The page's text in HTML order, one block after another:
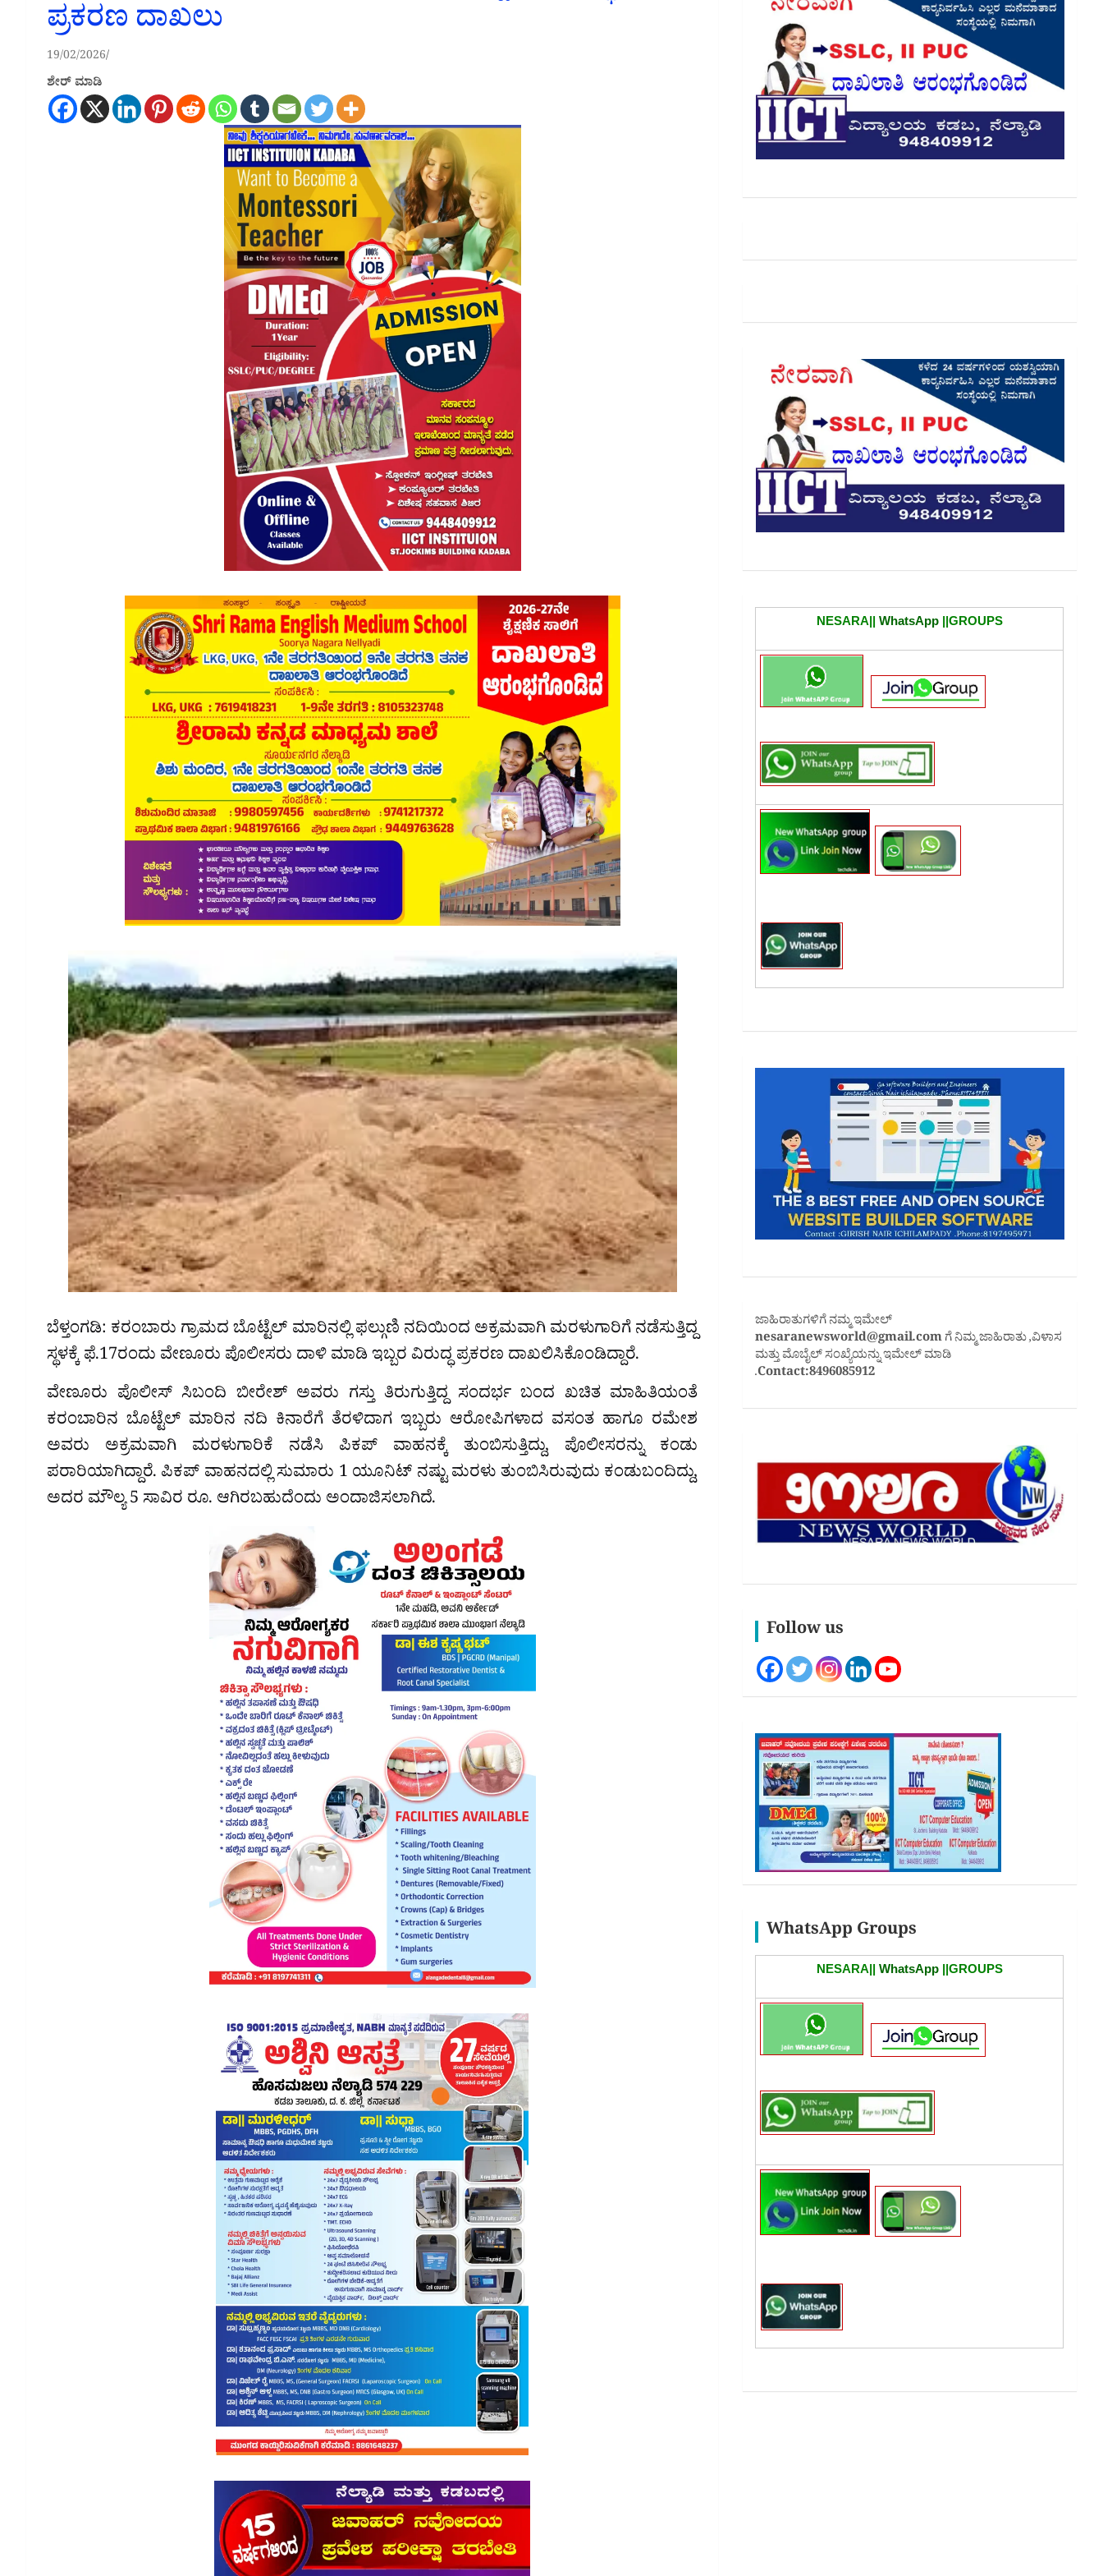
ಪ್ರಕರಣ ದಾಖಲು
19/02/2026
ಶೇರ್ ಮಾಡಿ
ಬೆಳ್ತಂಗಡಿ: ಕರಂಬಾರು ಗ್ರಾಮದ ಬೊಟ್ಟೆಲ್ ಮಾರಿನಲ್ಲಿ ಫಲ್ಗುಣಿ ನದಿಯಿಂದ ಅಕ್ರಮವಾಗಿ ಮರಳುಗಾರಿಗೆ ನಡೆಸುತ್ತಿದ್ದ
ಸ್ಥಳಕ್ಕೆ ಫೆ.17ರಂದು ವೇಣೂರು ಪೊಲೀಸರು ದಾಳಿ ಮಾಡಿ ಇಬ್ಬರ ವಿರುದ್ಧ ಪ್ರಕರಣ ದಾಖಲಿಸಿಕೊಂಡಿದ್ದಾರೆ.
ವೇಣೂರು ಪೊಲೀಸ್ ಸಿಬಂದಿ ಬೀರೇಶ್ ಅವರು ಗಸ್ತು ತಿರುಗುತ್ತಿದ್ದ ಸಂದರ್ಭ ಬಂದ ಖಚಿತ ಮಾಹಿತಿಯಂತೆ
ಕರಂಬಾರಿನ ಬೊಟ್ಟೆಲ್ ಮಾರಿನ ನದಿ ಕಿನಾರೆಗೆ ತೆರಳಿದಾಗ ಇಬ್ಬರು ಆರೋಪಿಗಳಾದ ವಸಂತ ಹಾಗೂ ರಮೇಶ
ಅವರು ಅಕ್ರಮವಾಗಿ ಮರಳುಗಾರಿಕೆ ನಡೆಸಿ ಪಿಕಪ್ ವಾಹನಕ್ಕೆ ತುಂಬಿಸುತ್ತಿದ್ದು, ಪೊಲೀಸರನ್ನು ಕಂಡು
ಪರಾರಿಯಾಗಿದ್ದಾರೆ. ಪಿಕಪ್ ವಾಹನದಲ್ಲಿ ಸುಮಾರು 1 ಯೂನಿಟ್ ನಷ್ಟು ಮರಳು ತುಂಬಿಸಿರುವುದು ಕಂಡುಬಂದಿದ್ದು,
ಅದರ ಮೌಲ್ಯ 5 ಸಾವಿರ ರೂ. ಆಗಿರಬಹುದೆಂದು ಅಂದಾಜಿಸಲಾಗಿದೆ.
NESARA|| WhatsApp||GROUPS
ಜಾಹಿರಾತುಗಳಿಗೆ ನಮ್ಮ ಇಮೇಲ್
nesaranewsworld@gmail.comಗೆ ನಿಮ್ಮ ಜಾಹಿರಾತು ,ವಿಳಾಸ
ಮತ್ತು ಮೊಬೈಲ್ ಸಂಖ್ಯೆಯನ್ನು ಇಮೇಲ್ ಮಾಡಿ
.Contact:8496085912
Follow us
WhatsApp Groups
NESARA|| WhatsApp||GROUPS